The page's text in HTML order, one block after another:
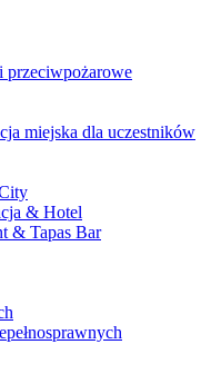
przeciwpożarowe
miejska dla uczestników
& Hotel
& Tapas Bar